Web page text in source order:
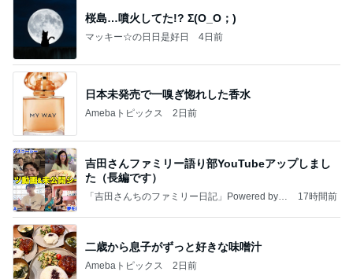
桜島…噴火してた!? Σ(O_O；)
マッキー☆の日日是好日 4日前
日本未発売で一嗅ぎ惚れした香水
Amebaトピックス 2日前
吉田さんファミリー語り部YouTubeアップしまし
た（長編です）
「吉田さんちのファミリー日記」Powered by A
17時間前
二歳から息子がずっと好きな味噌汁
Amebaトピックス 2日前